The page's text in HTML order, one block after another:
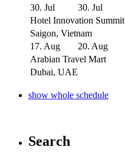
30. Jul
30. Jul
Hotel Innovation Summit
Saigon, Vietnam
17. Aug
20. Aug
Arabian Travel Mart
Dubai, UAE
show whole schedule
Search